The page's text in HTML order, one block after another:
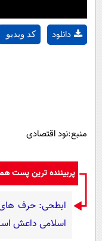
کد ویدیو دانلود
منبع:نود اقتصادی
پربیننده ترین پست
ابطحی: حرف های
اسلامی داعش